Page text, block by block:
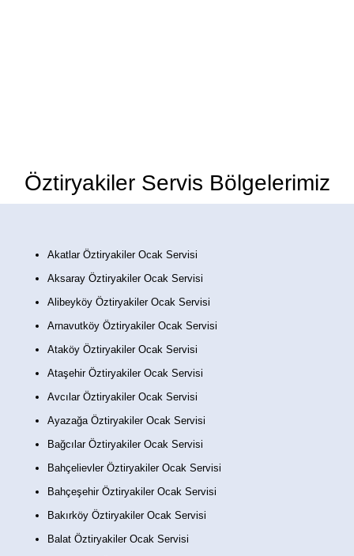
Öztiryakiler Servis Bölgelerimiz
Akatlar Öztiryakiler Ocak Servisi
Aksaray Öztiryakiler Ocak Servisi
Alibeyköy Öztiryakiler Ocak Servisi
Arnavutköy Öztiryakiler Ocak Servisi
Ataköy Öztiryakiler Ocak Servisi
Ataşehir Öztiryakiler Ocak Servisi
Avcılar Öztiryakiler Ocak Servisi
Ayazağa Öztiryakiler Ocak Servisi
Bağcılar Öztiryakiler Ocak Servisi
Bahçelievler Öztiryakiler Ocak Servisi
Bahçeşehir Öztiryakiler Ocak Servisi
Bakırköy Öztiryakiler Ocak Servisi
Balat Öztiryakiler Ocak Servisi